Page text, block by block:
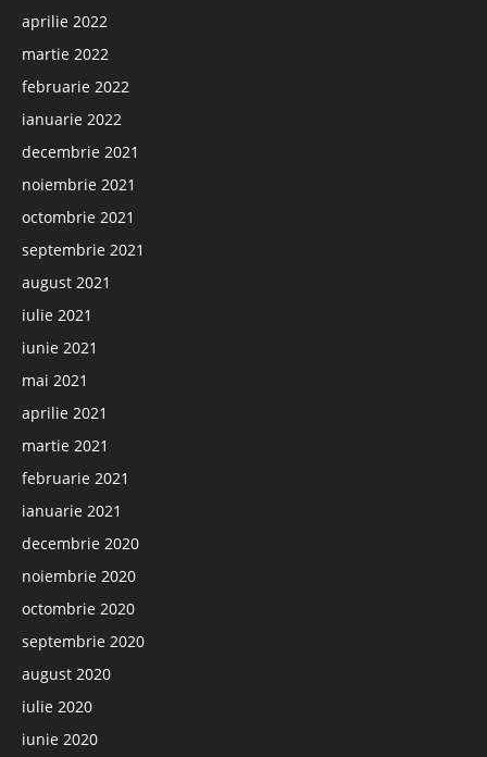
aprilie 2022
martie 2022
februarie 2022
ianuarie 2022
decembrie 2021
noiembrie 2021
octombrie 2021
septembrie 2021
august 2021
iulie 2021
iunie 2021
mai 2021
aprilie 2021
martie 2021
februarie 2021
ianuarie 2021
decembrie 2020
noiembrie 2020
octombrie 2020
septembrie 2020
august 2020
iulie 2020
iunie 2020